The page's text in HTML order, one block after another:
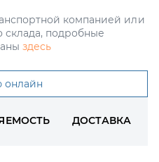
компанией или
подробные
здесь
онлайн
ДОСТАВКА